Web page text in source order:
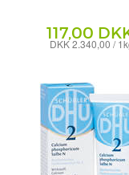
117,00
DKK 2.340,00 /